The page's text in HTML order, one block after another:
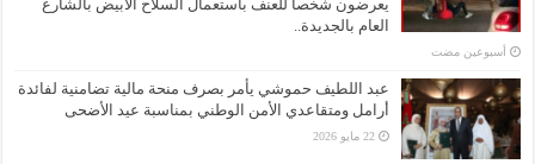
يعرضون شخصا للعنف باستعمال السلاح الأبيض بالشارع
العام بالجديدة..
‏أسبوعين مضت
عبد اللطيف حموشي يأمر بصرف منحة مالية تضامنية لفائدة
أرامل ومتقاعدي الأمن الوطني بمناسبة عيد الأضحى
22 مايو 2026